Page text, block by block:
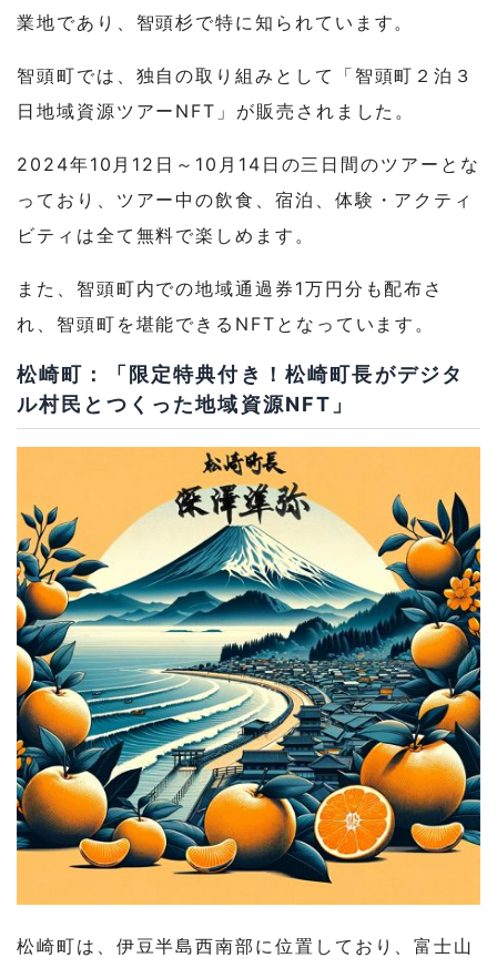
業地であり、智頭杉で特に知られています。
智頭町では、独自の取り組みとして「智頭町２泊３
日地域資源ツアーNFT」が販売されました。
2024年10月12日～10月14日の三日間のツアーとな
っており、ツアー中の飲食、宿泊、体験・アクティ
ビティは全て無料で楽しめます。
また、智頭町内での地域通過券1万円分も配布さ
れ、智頭町を堪能できるNFTとなっています。
松崎町：「限定特典付き！松崎町長がデジタ
ル村民とつくった地域資源NFT」
松崎町は、伊豆半島西南部に位置しており、富士山